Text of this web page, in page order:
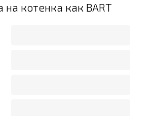
на котенка как BART